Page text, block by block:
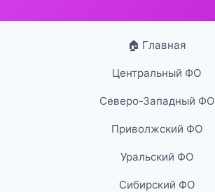
🏠 Главная
Центральный ФО
Северо-Западный ФО
Приволжский ФО
Уральский ФО
Сибирский ФО